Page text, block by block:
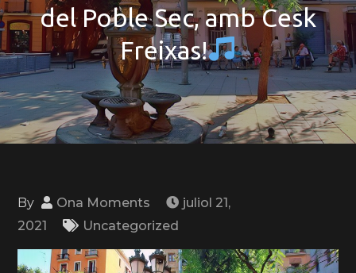
del Poble Sec, amb Cesk
Freixas!
By Ona Moments
juliol 21,
2021
Uncategorized